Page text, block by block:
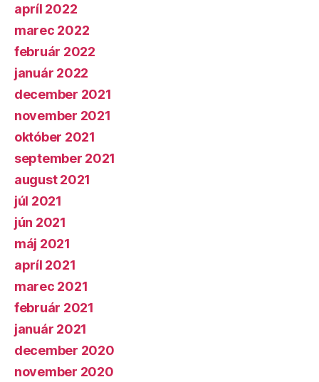
apríl 2022
marec 2022
február 2022
január 2022
december 2021
november 2021
október 2021
september 2021
august 2021
júl 2021
jún 2021
máj 2021
apríl 2021
marec 2021
február 2021
január 2021
december 2020
november 2020